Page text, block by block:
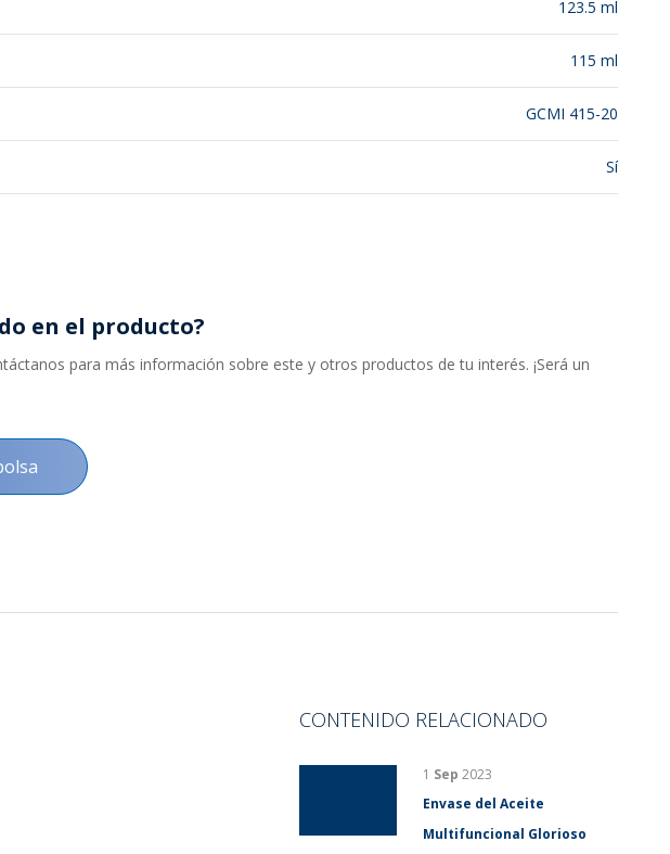
123.5 ml
115 ml
GCMI 415-20
Sí
en el producto?
para más información sobre este y otros productos de tu interés. ¡Será un
CONTENIDO RELACIONADO
1 Sep 2023
Envase del Aceite
Multifuncional Glorioso